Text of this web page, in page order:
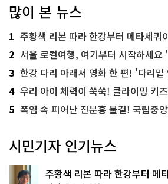
많이 본 뉴스
1 주황색 리본 따라 한강부터 메타세쿼이아 숲
2 서울 로컬여행, 여기부터 시작하세
3 한강 다리 아래서 영화 한 편! '다리밑
4 우리 아이 체력이 쑥쑥! 클라이밍 키
5 폭염 속 피어난 진분홍 물결! 국립중
시민기자 인기뉴스
주황색 리본 따라 한강부터 메